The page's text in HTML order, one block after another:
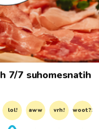
7/7 suhomesnatih
lol! aww vrh! woot?!